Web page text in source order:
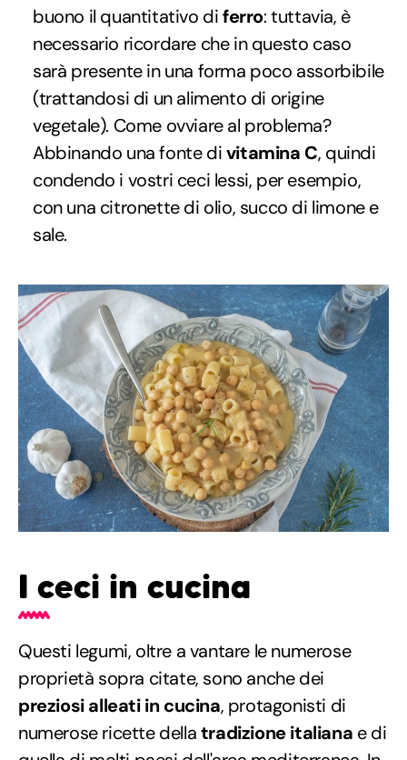
buono il quantitativo diferro: tuttavia, è
necessario ricordare che in questo caso
sarà presente in una forma poco assorbibile
(trattandosi di un alimento di origine
vegetale). Come ovviare al problema?
Abbinando una fonte divitamina C, quindi
condendo i vostri ceci lessi, per esempio,
con una citronette di olio, succo di limone e
sale.
I ceci in cucina
Questi legumi, oltre a vantare le numerose
proprietà sopra citate, sono anche dei
preziosi alleati in cucina, protagonisti di
numerose ricette dellatradizione italiana e di